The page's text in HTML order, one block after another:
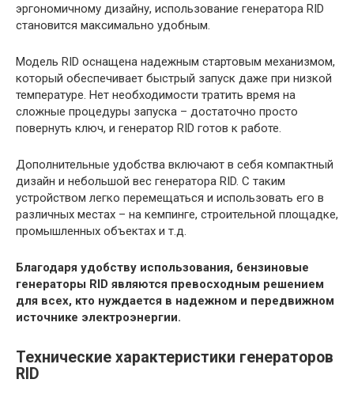
эргономичному дизайну, использование генератора RID
становится максимально удобным.
Модель RID оснащена надежным стартовым механизмом,
который обеспечивает быстрый запуск даже при низкой
температуре. Нет необходимости тратить время на
сложные процедуры запуска – достаточно просто
повернуть ключ, и генератор RID готов к работе.
Дополнительные удобства включают в себя компактный
дизайн и небольшой вес генератора RID. С таким
устройством легко перемещаться и использовать его в
различных местах – на кемпинге, строительной площадке,
промышленных объектах и т.д.
Благодаря удобству использования, бензиновые
генераторы RID являются превосходным решением
для всех, кто нуждается в надежном и передвижном
источнике электроэнергии.
Технические характеристики генераторов
RID